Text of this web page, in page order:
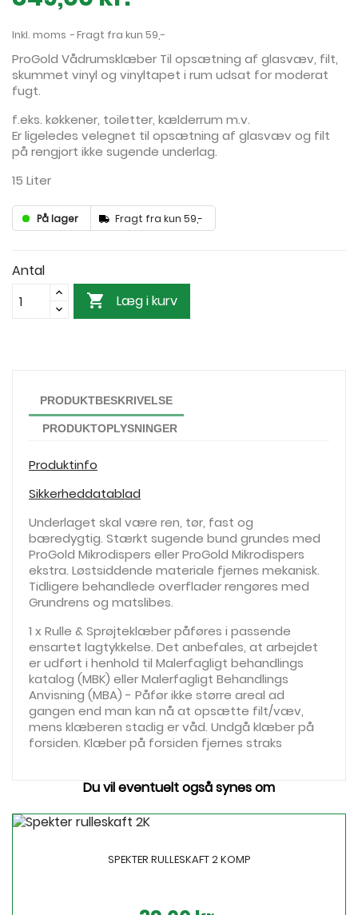
Inkl. moms Fragt fra kun 59,-
ProGold Vådrumsklæber Til opsætning af glasvæv, filt,
skummet vinyl og vinyltapet i rum udsat for moderat
fugt.
f.eks. køkkener, toiletter, kælderrum m.v.
Er ligeledes velegnet til opsætning af glasvæv og filt
på rengjort ikke sugende underlag.
15 Liter
På lager Fragt fra kun 59,-
Antal
 Læg i kurv
PRODUKTBESKRIVELSE
PRODUKTOPLYSNINGER
Produktinfo
Sikkerheddatablad
Underlaget skal være ren, tør, fast og
bæredygtig. Stærkt sugende bund grundes med
ProGold Mikrodispers eller ProGold Mikrodispers
ekstra. Løstsiddende materiale fjernes mekanisk.
Tidligere behandlede overflader rengøres med
Grundrens og matslibes.
1 x Rulle & Sprøjteklæber påføres i passende
ensartet lagtykkelse. Det anbefales, at arbejdet
er udført i henhold til Malerfagligt behandlings
katalog (MBK) eller Malerfagligt Behandlings
Anvisning (MBA) - Påfør ikke større areal ad
gangen end man kan nå at opsætte filt/væv,
mens klæberen stadig er våd. Undgå klæber på
forsiden. Klæber på forsiden fjernes straks
Du vil eventuelt også synes om
SPEKTER RULLESKAFT 2 KOMP